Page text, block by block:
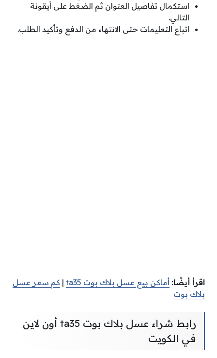
استكمال تفاصيل العنوان ثم الضغط على أيقونة
التالي.
اتباع التعليمات حتى الانتهاء من الدفع وتأكيد الطلب.
اقرأ أيضًا: أماكن بيع عسل بلاك بوت ta35 | كم سعر عسل
بلاك بوت
رابط شراء عسل بلاك بوت ta35 أون لاين
في الكويت